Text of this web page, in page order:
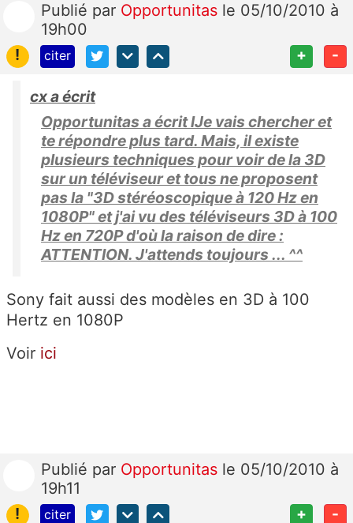
Publié par Opportunitas le 05/10/2010 à
19h00
!
citer + -
cx a écrit
Opportunitas a écrit lJe vais chercher et
te répondre plus tard. Mais, il existe
plusieurs techniques pour voir de la 3D
sur un téléviseur et tous ne proposent
pas la "3D stéréoscopique à 120 Hz en
1080P" et j'ai vu des téléviseurs 3D à 100
Hz en 720P d'où la raison de dire :
ATTENTION. J'attends toujours ... ^^
Sony fait aussi des modèles en 3D à 100
Hertz en 1080P
Voir ici
Publié par Opportunitas le 05/10/2010 à
19h11
!
citer + -